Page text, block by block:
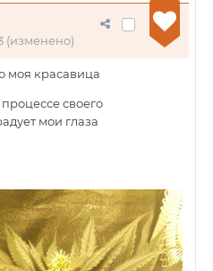
(изменено)
моя красавица
своего
мои глаза